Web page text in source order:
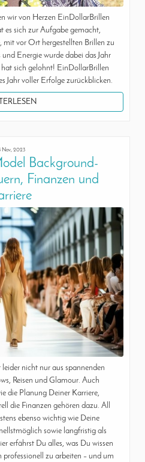
wir von Herzen EinDollarBrillen
es sich zur Aufgabe gemacht,
mit vor Ort hergestellten Brillen zu
Energie wurde dabei das Jahr
sich gelohnt! EinDollarBrillen
Jahr voller Erfolge zurückblicken.
Nov, 2023
Background-
Finanzen und
nicht nur aus spannenden
Reisen und Glamour. Auch
die Planung Deiner Karriere,
die Finanzen gehören dazu. All
ebenso wichtig wie Deine
sowie langfristig als
erfährst Du alles, was Du wissen
zu arbeiten – und um